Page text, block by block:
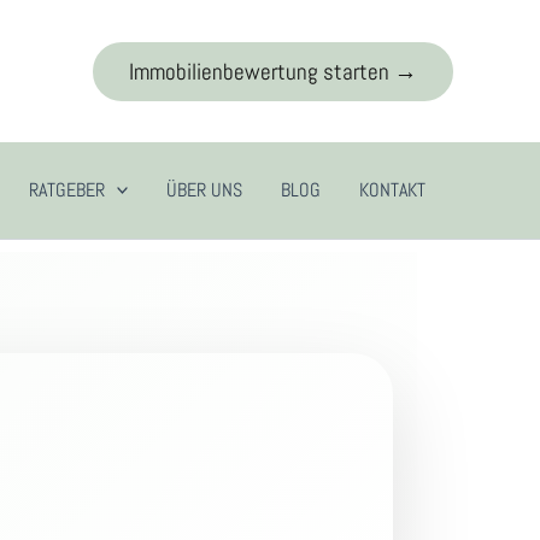
Immobilienbewertung starten →
RATGEBER ÜBER UNS BLOG KONTAKT